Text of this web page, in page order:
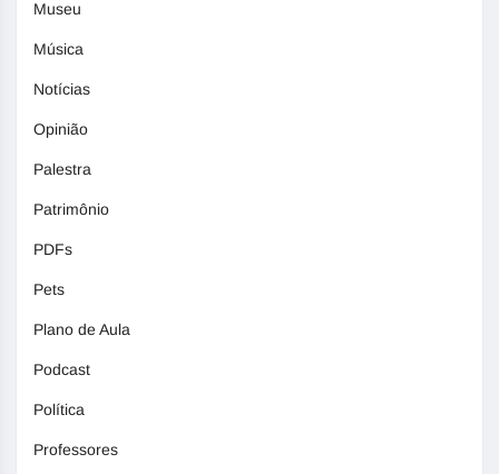
Museu
Música
Notícias
Opinião
Palestra
Patrimônio
PDFs
Pets
Plano de Aula
Podcast
Política
Professores